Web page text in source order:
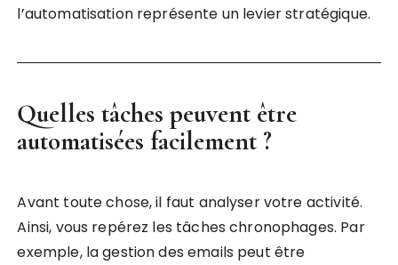
l’automatisation représente un levier stratégique.
Quelles tâches peuvent être
automatisées facilement ?
Avant toute chose, il faut analyser votre activité.
Ainsi, vous repérez les tâches chronophages. Par
exemple, la gestion des emails peut être